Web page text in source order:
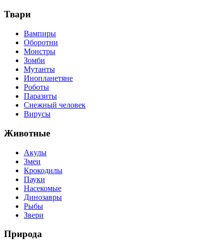
Твари
Вампиры
Оборотни
Монстры
Зомби
Мутанты
Инопланетяне
Роботы
Паразиты
Снежный человек
Вирусы
Животные
Акулы
Змеи
Крокодилы
Пауки
Насекомые
Динозавры
Рыбы
Звери
Природа